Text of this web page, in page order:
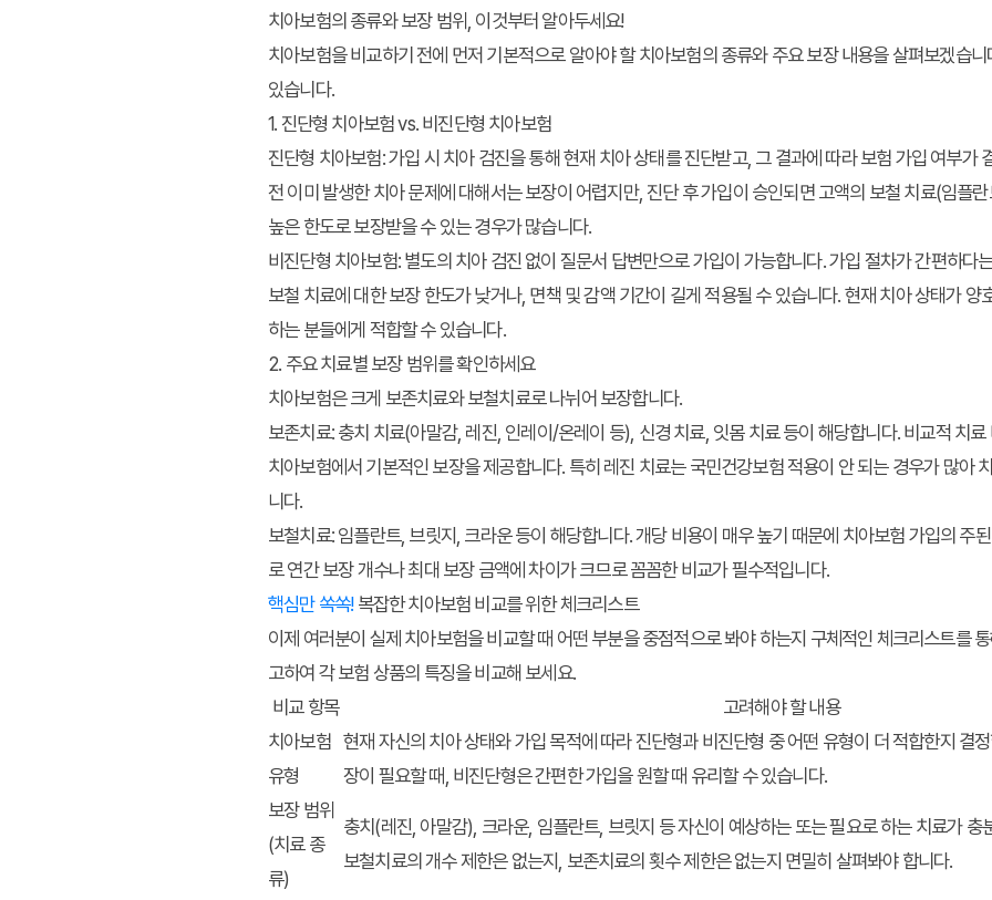
치아보험의 종류와 보장 범위, 이것부터 알아두세요!
치아보험을 비교하기 전에 먼저 기본적으로 알아야 할 치아보험의 종류와 주요 보장 내용을 살펴보겠습
있습니다.
1. 진단형 치아보험 vs. 비진단형 치아보험
진단형 치아보험:가입 시 치아 검진을 통해 현재 치아 상태를 진단받고, 그 결과에 따라 보험 가입 여부가
전 이미 발생한 치아 문제에 대해서는 보장이 어렵지만, 진단 후 가입이 승인되면 고액의 보철 치료(임플
높은 한도로 보장받을 수 있는 경우가 많습니다.
비진단형 치아보험:별도의 치아 검진 없이 질문서 답변만으로 가입이 가능합니다. 가입 절차가 간편하다
보철 치료에 대한 보장 한도가 낮거나, 면책 및 감액 기간이 길게 적용될 수 있습니다. 현재 치아 상태가 양
하는 분들에게 적합할 수 있습니다.
2. 주요 치료별 보장 범위를 확인하세요
치아보험은 크게 보존치료와 보철치료로 나뉘어 보장합니다.
보존치료:충치 치료(아말감, 레진, 인레이/온레이 등), 신경 치료, 잇몸 치료 등이 해당합니다. 비교적 치
치아보험에서 기본적인 보장을 제공합니다. 특히 레진 치료는 국민건강보험 적용이 안 되는 경우가 많아
니다.
보철치료:임플란트, 브릿지, 크라운 등이 해당합니다. 개당 비용이 매우 높기 때문에 치아보험 가입의 주
로 연간 보장 개수나 최대 보장 금액에 차이가 크므로 꼼꼼한 비교가 필수적입니다.
핵심만 쏙쏙!복잡한 치아보험 비교를 위한 체크리스트
이제 여러분이 실제 치아보험을 비교할 때 어떤 부분을 중점적으로 봐야 하는지 구체적인 체크리스트를
고하여 각 보험 상품의 특징을 비교해 보세요.
비교 항목
고려해야 할 내용
치아보험
유형
현재 자신의 치아 상태와 가입 목적에 따라 진단형과 비진단형 중 어떤 유형이 더 적합한지 결
장이 필요할 때, 비진단형은 간편한 가입을 원할 때 유리할 수 있습니다.
보장 범위
(치료 종
류)
충치(레진, 아말감), 크라운, 임플란트, 브릿지 등 자신이 예상하는 또는 필요로 하는 치료가 충
보철치료의 개수 제한은 없는지, 보존치료의 횟수 제한은 없는지 면밀히 살펴봐야 합니다.